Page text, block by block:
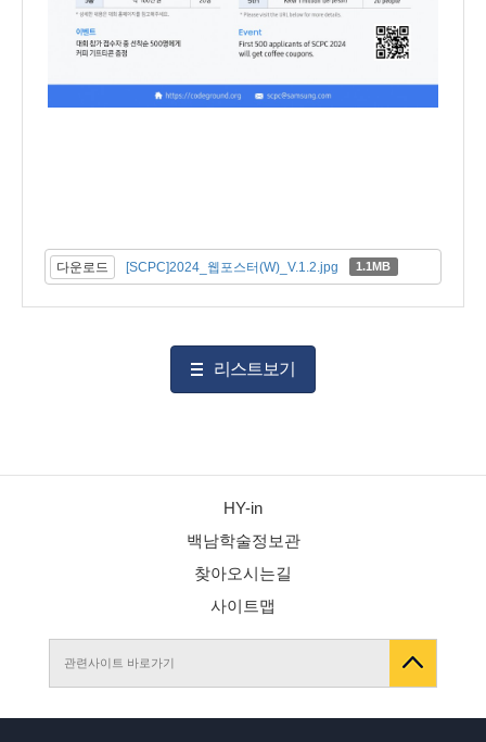
다운로드 [SCPC]2024_웹포스터(W)_V.1.2.jpg 1.1MB
리스트보기
HY-in
백남학술정보관
찾아오시는길
사이트맵
관련사이트 바로가기